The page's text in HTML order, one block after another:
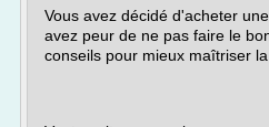
Vous avez décidé d'acheter
avez peur de ne pas faire le
conseils pour mieux maîtriser